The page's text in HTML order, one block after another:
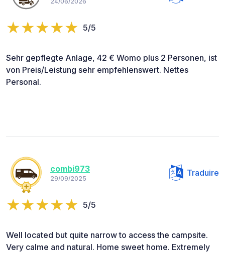
5/5
Sehr gepflegte Anlage, 42 € Womo plus 2 Personen, ist
von Preis/Leistung sehr empfehlenswert. Nettes
Personal.
combi973
29/09/2025
Traduire
5/5
Well located but quite narrow to access the campsite.
Very calme and natural. Home sweet home. Extremely